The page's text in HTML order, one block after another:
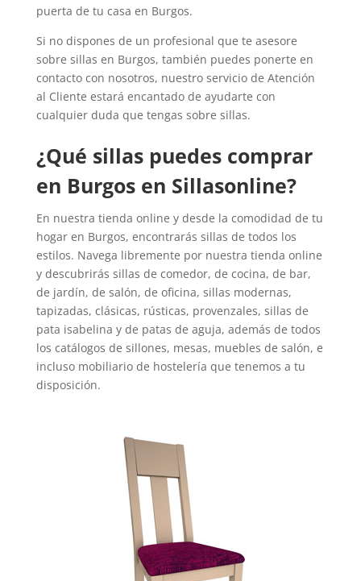
puerta de tu casa en Burgos.
Si no dispones de un profesional que te asesore
sobre sillas en Burgos, también puedes ponerte en
contacto con nosotros, nuestro servicio de Atención
al Cliente estará encantado de ayudarte con
cualquier duda que tengas sobre sillas.
¿Qué sillas puedes comprar
en Burgos en Sillasonline?
En nuestra tienda online y desde la comodidad de tu
hogar en Burgos, encontrarás sillas de todos los
estilos. Navega libremente por nuestra tienda online
y descubrirás sillas de comedor, de cocina, de bar,
de jardín, de salón, de oficina, sillas modernas,
tapizadas, clásicas, rústicas, provenzales, sillas de
pata isabelina y de patas de aguja, además de todos
los catálogos de sillones, mesas, muebles de salón, e
incluso mobiliario de hostelería que tenemos a tu
disposición.